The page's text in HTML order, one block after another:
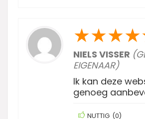
★★★★
NIELS VISSER
EIGENAAR)
Ik kan deze
genoeg
NUTTIG (0)